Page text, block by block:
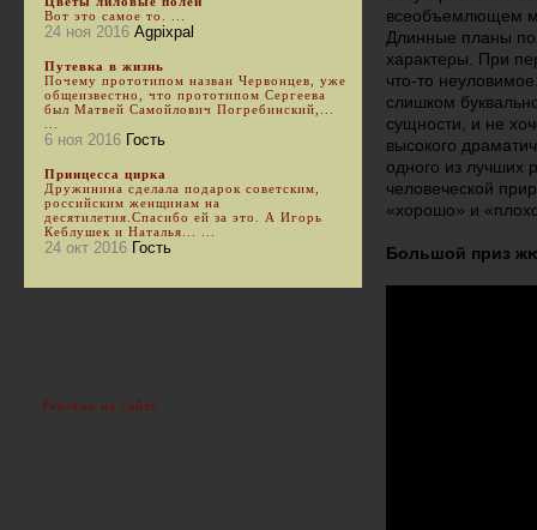
всеобъемлющем
Длинные планы
характеры. При
что-то
слишком
сущности, и не
высокого
одного из лучших
человеческой
«хорошо» и
Большой приз
Вот это самое то. ...
24 ноя 2016 Agpixpal
Путевка в жизнь
Почему прототипом назван Червонцев, уже
общеизвестно, что прототипом Сергеева
был Матвей Самойлович Погребинский,...
6 ноя 2016 Гость
Принцесса цирка
Дружинина сделала подарок советским,
российским женщинам на
десятилетия.Спасибо ей за это. А Игорь
Кеблушек и Наталья... ...
24 окт 2016 Гость
Реклама на сайте